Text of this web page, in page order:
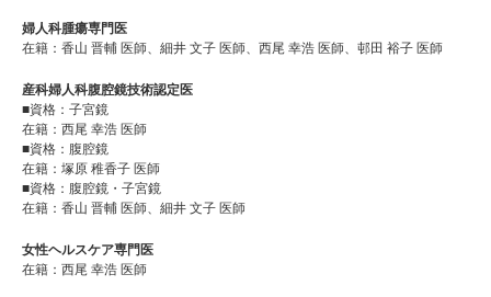
婦人科腫瘍専門医
在籍：香山 晋輔 医師、細井 文子 医師、西尾 幸浩 医師、邨田 裕子 医師
産科婦人科腹腔鏡技術認定医
■資格：子宮鏡
在籍：西尾 幸浩 医師
■資格：腹腔鏡
在籍：塚原 稚香子 医師
■資格：腹腔鏡・子宮鏡
在籍：香山 晋輔 医師、細井 文子 医師
女性ヘルスケア専門医
在籍：西尾 幸浩 医師